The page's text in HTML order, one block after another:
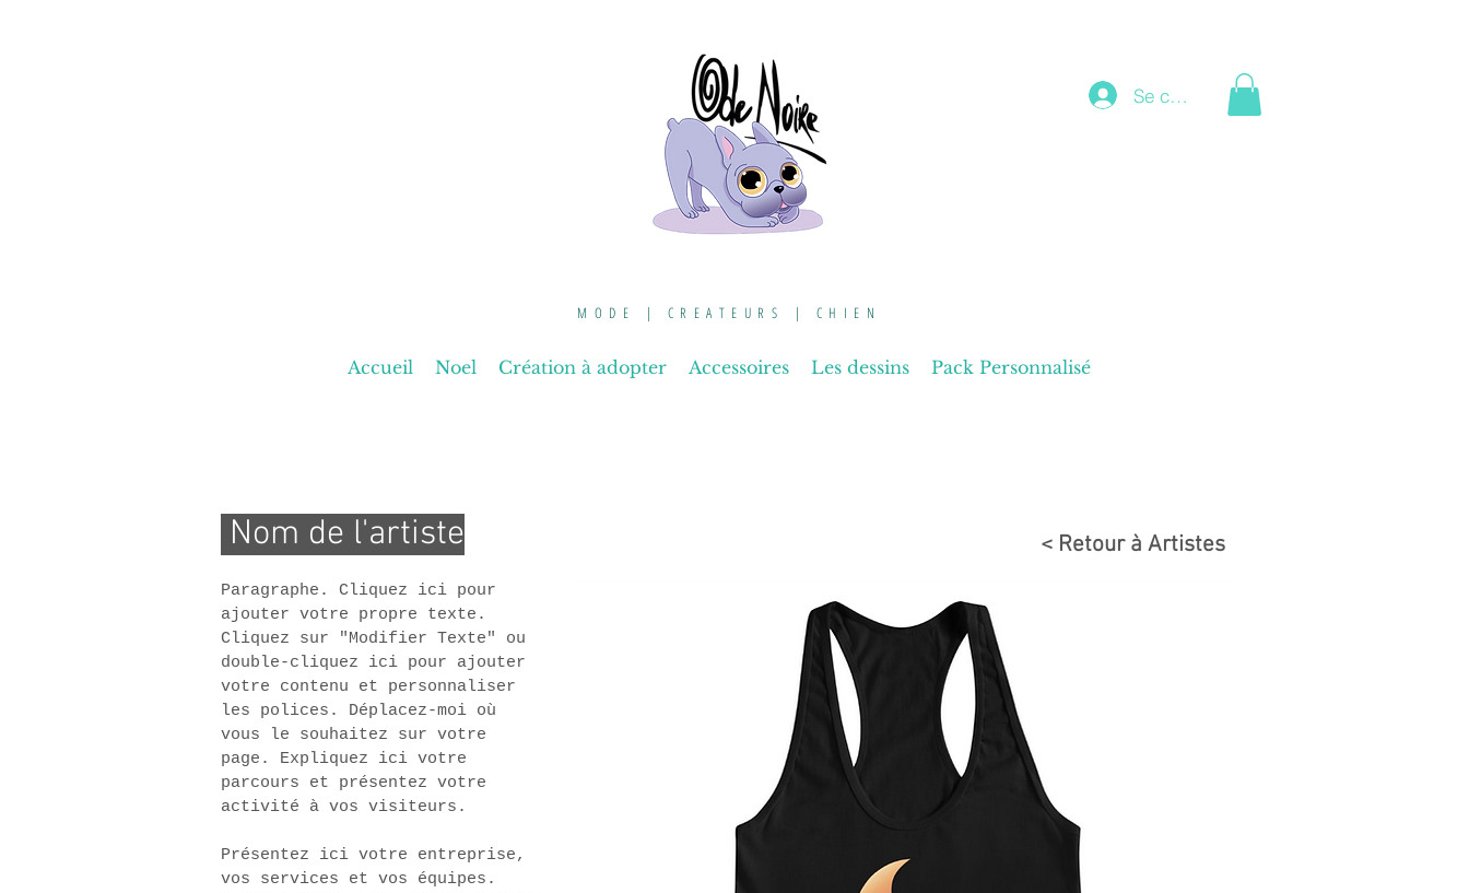
Se connecter
MODE | CREATEURS | CHIEN
Accueil Noel Création à adopter Accessoires Les dessins Pack Personnalisé
Nom de l'artiste < Retour à Artistes
Paragraphe. Cliquez ici pour
ajouter votre propre texte.
Cliquez sur "Modifier Texte" ou
double-cliquez ici pour ajouter
votre contenu et personnaliser
les polices. Déplacez-moi où
vous le souhaitez sur votre
page. Expliquez ici votre
parcours et présentez votre
activité à vos visiteurs.
Présentez ici votre entreprise,
vos services et vos équipes.